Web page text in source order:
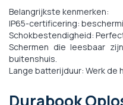
Belangrijkste kenmerken:
IP65-certificering:
Schokbestendigheid:
Schermen die leesbaar
buitenshuis.
Lange batterijduur: Werk de